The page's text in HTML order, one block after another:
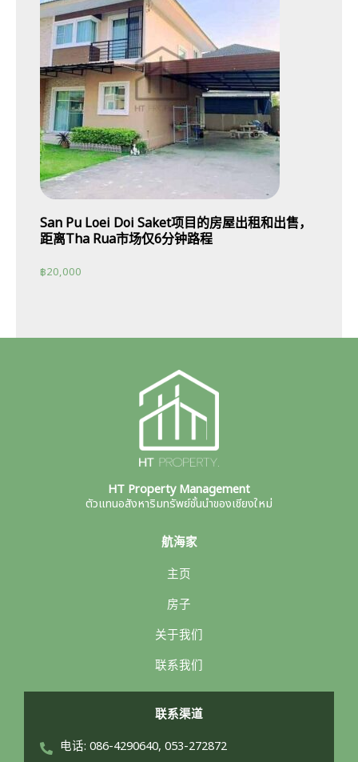
San Pu Loei Doi Saket项目的房屋出租和出售，
距离Tha Rua市场仅6分钟路程
฿20,000
HT Property Management
ตัวแทนอสังหาริมทรัพย์ชั้นนำของเชียงใหม่
航海家
主页
房子
关于我们
联系我们
联系渠道
电话: 086-4290640, 053-272872